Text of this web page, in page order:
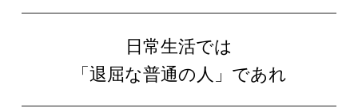
日常生活では
「退屈な普通の人」であれ